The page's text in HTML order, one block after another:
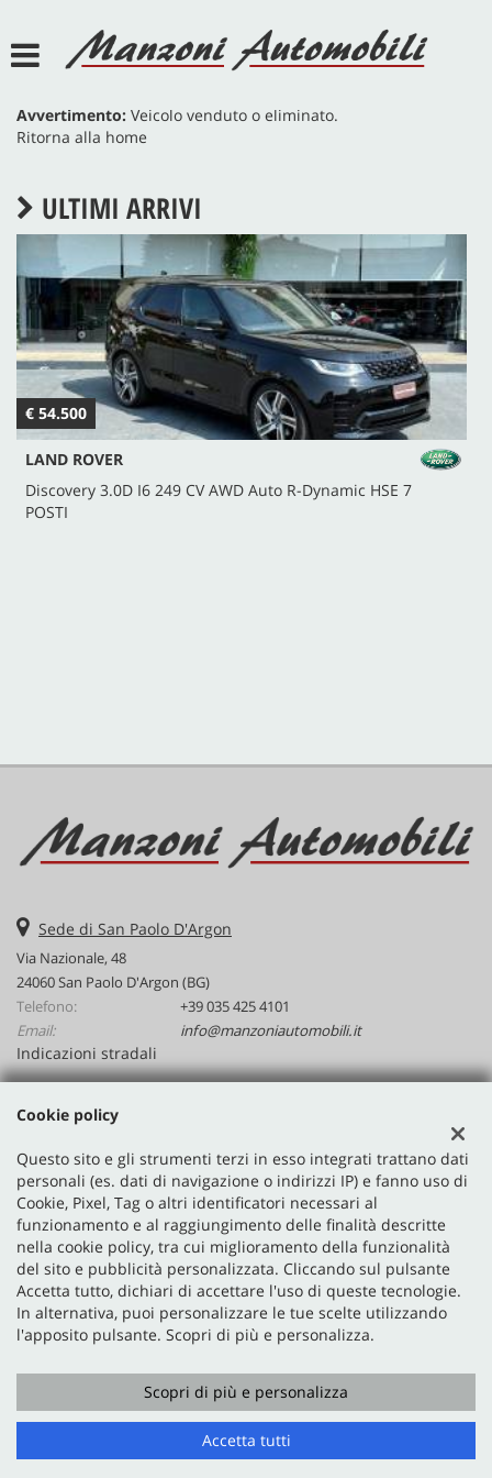
LISTA VEICOLI
ACQUISTIAMO USATO
ASSISTENZA
DEF POINT
JEEP POINT
Avvertimento: Veicolo venduto o eliminato.
Ritorna alla home
ULTIMI ARRIVI
€ 54.500
LAND ROVER
Discovery 3.0D I6 249 CV AWD Auto R-Dynamic HSE 7
POSTI
Sede di San Paolo D'Argon
Via Nazionale, 48
24060 San Paolo D'Argon (BG)
Telefono:
+39 035 425 4101
Email:
info@manzoniautomobili.it
Indicazioni stradali
Dati fiscali:
Manzoni Automobili Srl
Via Nazionale, 48, San Paolo D'Argon (BG)
P.IVA:02641590167
Registro delle imprese: BG
N°02641590167
Copyright © 2026 GestionaleAuto.com S.r.l., Tutti i diritti
Leggi l'informativa sulla privacy
Sito creato da:GestionaleAuto.com
Cookie policy
Questo sito e gli strumenti terzi in esso integrati trattano dati
personali (es. dati di navigazione o indirizzi IP) e fanno uso di
Cookie, Pixel, Tag o altri identificatori necessari al
funzionamento e al raggiungimento delle finalità descritte
nella cookie policy, tra cui miglioramento della funzionalità
del sito e pubblicità personalizzata. Cliccando sul pulsante
Accetta tutto, dichiari di accettare l'uso di queste tecnologie.
In alternativa, puoi personalizzare le tue scelte utilizzando
l'apposito pulsante. Scopri di più e personalizza.
Scopri di più e personalizza
Accetta tutti